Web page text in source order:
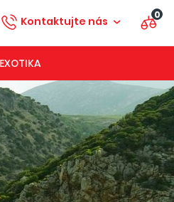
Kontaktujte nás 0
EXOTIKA